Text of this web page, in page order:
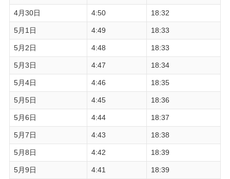
4月30日 4:50 18:32
5月1日 4:49 18:33
5月2日 4:48 18:33
5月3日 4:47 18:34
5月4日 4:46 18:35
5月5日 4:45 18:36
5月6日 4:44 18:37
5月7日 4:43 18:38
5月8日 4:42 18:39
5月9日 4:41 18:39